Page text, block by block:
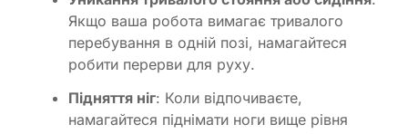
Якщо ваша робота вимагає тривалого
перебування в одній позі, намагайтеся
робити перерви для руху.
Підняття ніг: Коли відпочиваєте,
намагайтеся піднімати ноги вище рівня